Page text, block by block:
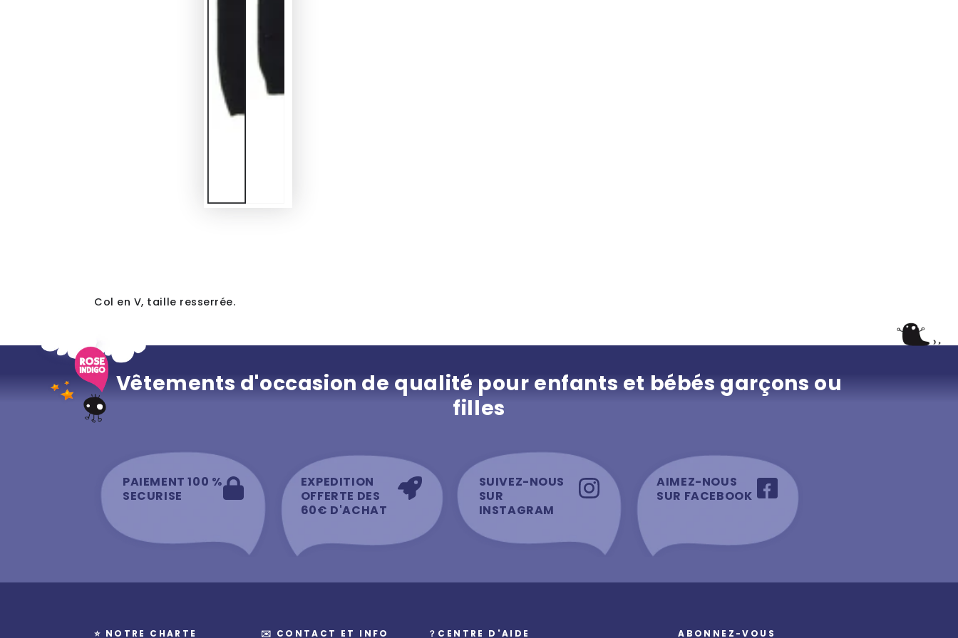
Col en V, taille resserrée.
Vêtements d'occasion de qualité pour enfants et bébés garçons ou
filles
PAIEMENT 100 %
SECURISE
EXPEDITION
OFFERTE DES
60€ D'ACHAT
SUIVEZ-NOUS
SUR
INSTAGRAM
AIMEZ-NOUS
SUR FACEBOOK
⭐️ NOTRE CHARTE ✉️ CONTACT ET INFO ？CENTRE D'AIDE ABONNEZ-VOUS